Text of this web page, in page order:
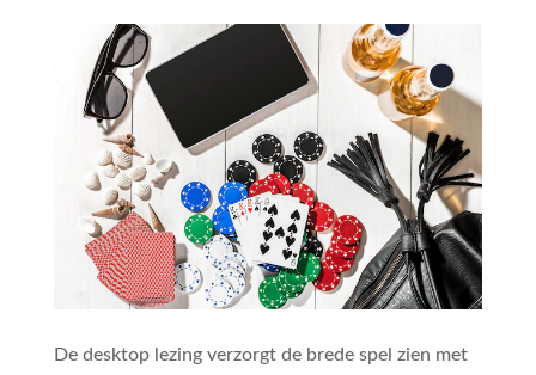
De desktop lezing verzorgt de brede spel zien met